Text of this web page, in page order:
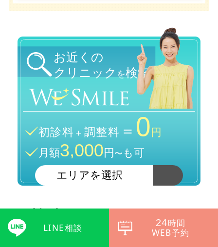
お近くの
クリニック を検索
初診料＋ 調整料 ＝ 0 円
月額3,000円〜 も可
LINE相談 24時間
WEB予約